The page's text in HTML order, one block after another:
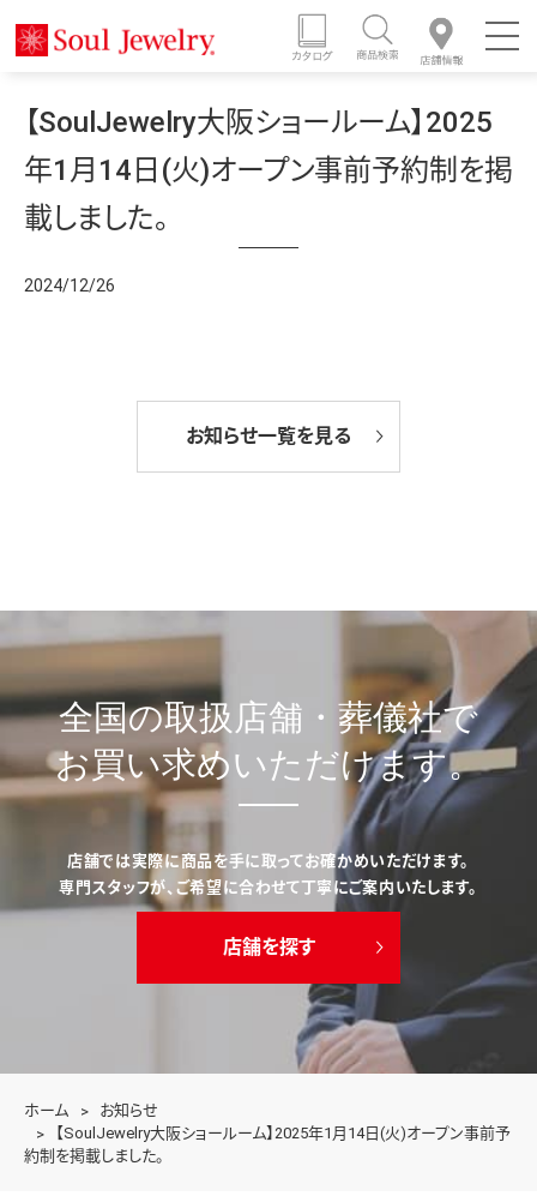
ホーム
お知らせ
【SoulJewelry大阪ショールーム】2025年1月14日(火)オープン事前予
約制を掲載しました。
【SoulJewelry大阪ショールーム】2025
年1月14日(火)オープン事前予約制を掲
載しました。
2024/12/26
お知らせ一覧を見る
全国の取扱店舗・葬儀社で
お買い求めいただけます。
店舗では実際に商品を手に取ってお確かめいただけます。
専門スタッフが、ご希望に合わせて丁寧にご案内いたします。
店舗を探す